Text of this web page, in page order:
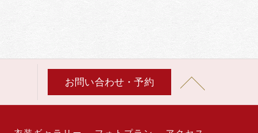
お問い合わせ・予約